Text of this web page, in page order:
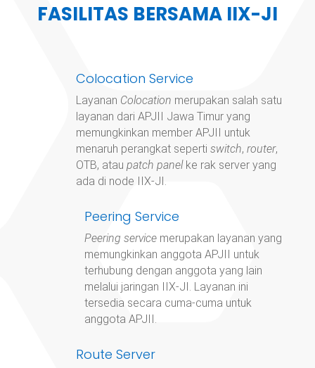
FASILITAS BERSAMA IIX-JI
Colocation Service
Layanan Colocation merupakan salah satu
layanan dari APJII Jawa Timur yang
memungkinkan member APJII untuk
menaruh perangkat seperti switch, router,
OTB, atau patch panelke rak server yang
ada di node IIX-JI.
Peering Service
Peering servicemerupakan layanan yang
memungkinkan anggota APJII untuk
terhubung dengan anggota yang lain
melalui jaringan IIX-JI. Layanan ini
tersedia secara cuma-cuma untuk
anggota APJII.
Route Server